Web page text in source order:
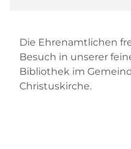
Die Ehrenamtlichen
Besuch in unserer
Bibliothek im
Christuskirche.